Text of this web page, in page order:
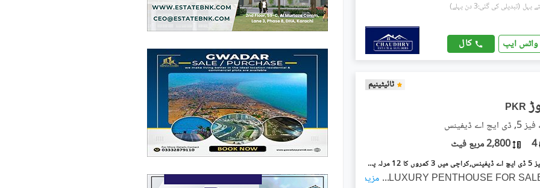
(تبدیلی کی گئی:3 دن پہلے)
واٹس ایپ کال
ٹائیٹینیم
PKR
ڈیفینس
4 2,800 مربع فیٹ
ڈی ایچ اے فیز 5 ڈی ایچ اے ڈیفینس,کراچی میں 3 کمروں کا 12 مرلہ پینٹ ہاؤس 4.5 کروڑ میں برائے فروخت۔
... مزید